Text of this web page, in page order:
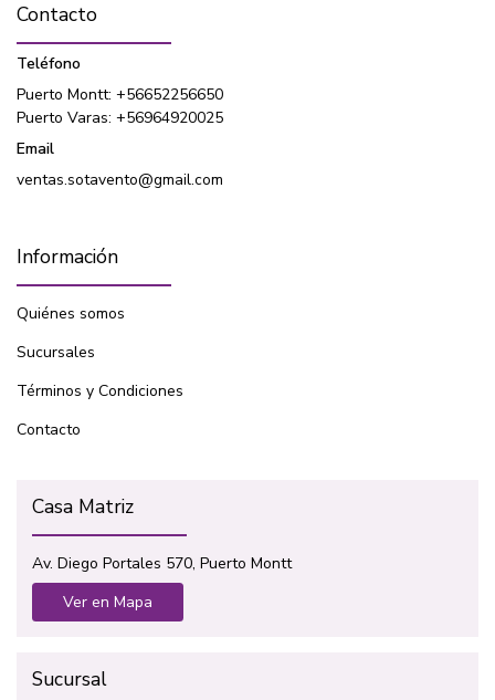
Contacto
Teléfono
Puerto Montt: +56652256650
Puerto Varas: +56964920025
Email
ventas.sotavento@gmail.com
Información
Quiénes somos
Sucursales
Términos y Condiciones
Contacto
Casa Matriz
Av. Diego Portales 570, Puerto Montt
Ver en Mapa
Sucursal